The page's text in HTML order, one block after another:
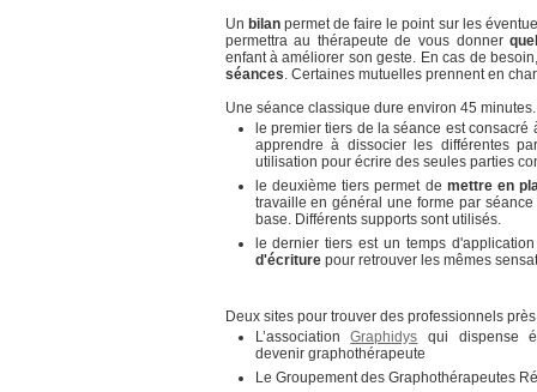
Un bilan permet de faire le point sur les
permettra au thérapeute de vous donner
enfant à améliorer son geste. En cas de
séances. Certaines mutuelles prennent en
Une séance classique dure environ 45
le premier tiers de la séance est consacré
apprendre à dissocier les différentes
utilisation pour écrire des seules parties
le deuxième tiers permet de mettre en
travaille en général une forme par
base. Différents supports sont utilisés.
le dernier tiers est un temps
d'écriturepour retrouver les mêmes
Deux sites pour trouver des professionnels
L’associationGraphidys qui dispense
devenir graphothérapeute
Le Groupement des Graphothérapeutes